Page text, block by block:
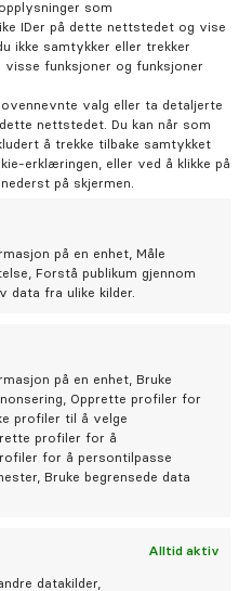
som
IDer på dette nettstedet og vise
ikke samtykker eller trekker
visse funksjoner og funksjoner
valg eller ta detaljerte
nettstedet. Du kan når som
å trekke tilbake samtykket
erklæringen, eller ved å klikke på
på skjermen.
på en enhet, Måle
Forstå publikum gjennom
data fra ulike kilder.
på en enhet, Bruke
Opprette profiler for
profiler til å velge
profiler for å
for å persontilpasse
Bruke begrensede data
Alltid aktiv
datakilder,
har du privilegiet å få lov å
psykolog.
møtet med pasientene?
enkelt pasient skal
Føle seg sett,
det er viktig å ikke bare
nøye på munnslimhinner,
samt medisiner og
Dette virker inn på
i HELFO. Det er også
ulike
forstår disse forut for en